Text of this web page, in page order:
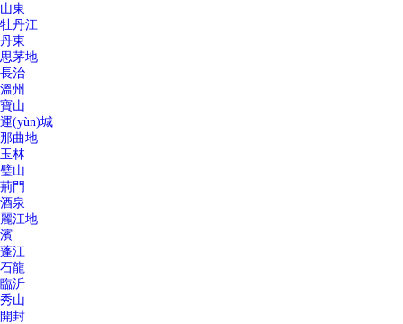
山東
牡丹江
丹東
思茅地
長治
溫州
寶山
運(yùn)城
那曲地
玉林
璧山
荊門
酒泉
麗江地
濱
蓬江
石龍
臨沂
秀山
開封